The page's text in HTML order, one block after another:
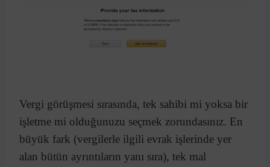
Vergi görüşmesi sırasında, tek sahibi mi yoksa bir
işletme mi olduğunuzu seçmek zorundasınız. En
büyük fark (vergilerle ilgili evrak işlerinde yer
alan bütün ayrıntıların yanı sıra), tek mal